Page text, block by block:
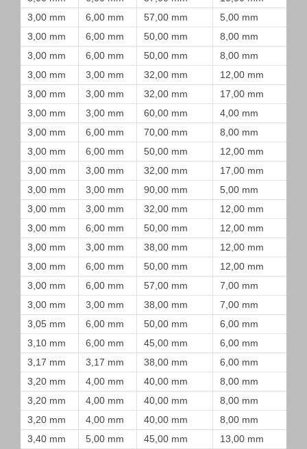
3,00 mm
6,00 mm 57,00 mm
5,00 mm
3,00 mm
6,00 mm 50,00 mm
8,00 mm
3,00 mm
6,00 mm 50,00 mm
8,00 mm
3,00 mm
3,00 mm 32,00 mm
12,00 mm
3,00 mm
3,00 mm 32,00 mm
17,00 mm
3,00 mm
3,00 mm 60,00 mm
4,00 mm
3,00 mm
6,00 mm 70,00 mm
8,00 mm
3,00 mm
6,00 mm 50,00 mm
12,00 mm
3,00 mm
3,00 mm 32,00 mm
17,00 mm
3,00 mm
3,00 mm 90,00 mm
5,00 mm
3,00 mm
3,00 mm 32,00 mm
12,00 mm
3,00 mm
6,00 mm 50,00 mm
12,00 mm
3,00 mm
3,00 mm 38,00 mm
12,00 mm
3,00 mm
6,00 mm 50,00 mm
12,00 mm
3,00 mm
6,00 mm 57,00 mm
7,00 mm
3,00 mm
3,00 mm 38,00 mm
7,00 mm
3,05 mm
6,00 mm 50,00 mm
6,00 mm
3,10 mm
6,00 mm 45,00 mm
6,00 mm
3,17 mm
3,17 mm 38,00 mm
6,00 mm
3,20 mm
4,00 mm 40,00 mm
8,00 mm
3,20 mm
4,00 mm 40,00 mm
8,00 mm
3,20 mm
4,00 mm 40,00 mm
8,00 mm
3,40 mm
5,00 mm 45,00 mm 13,00 mm